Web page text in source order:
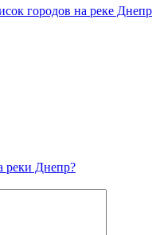
городов на реке Днепр
реки Днепр?